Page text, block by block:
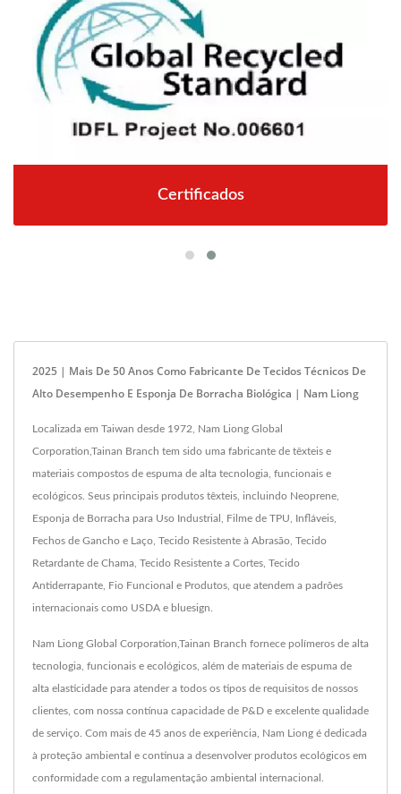
Certificados
2025 | Mais De 50 Anos Como Fabricante De Tecidos Técnicos De
Alto Desempenho E Esponja De Borracha Biológica | Nam Liong
Localizada em Taiwan desde 1972, Nam Liong Global
Corporation,Tainan Branch tem sido uma fabricante de têxteis e
materiais compostos de espuma de alta tecnologia, funcionais e
ecológicos. Seus principais produtos têxteis, incluindo Neoprene,
Esponja de Borracha para Uso Industrial, Filme de TPU, Infláveis,
Fechos de Gancho e Laço, Tecido Resistente à Abrasão, Tecido
Retardante de Chama, Tecido Resistente a Cortes, Tecido
Antiderrapante, Fio Funcional e Produtos, que atendem a padrões
internacionais como USDA e bluesign.
Nam Liong Global Corporation,Tainan Branch fornece polímeros de alta
tecnologia, funcionais e ecológicos, além de materiais de espuma de
alta elasticidade para atender a todos os tipos de requisitos de nossos
clientes, com nossa contínua capacidade de P&D e excelente qualidade
de serviço. Com mais de 45 anos de experiência, Nam Liong é dedicada
à proteção ambiental e continua a desenvolver produtos ecológicos em
conformidade com a regulamentação ambiental internacional.